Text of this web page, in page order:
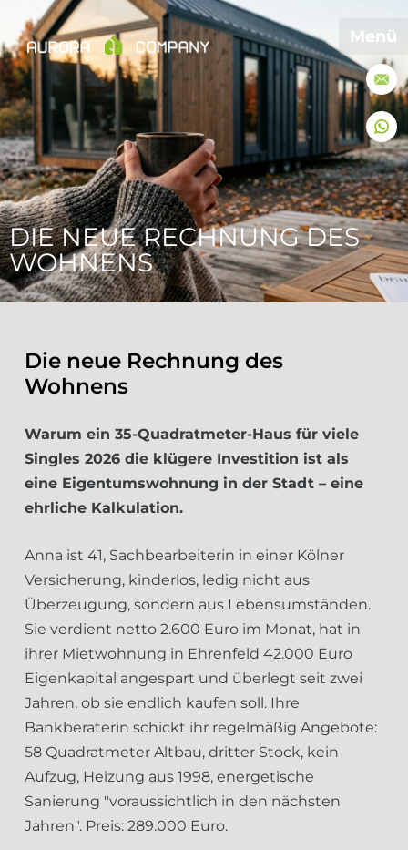
DIE NEUE RECHNUNG DES
WOHNENS
Die neue Rechnung des
Wohnens
Warum ein 35-Quadratmeter-Haus für viele
Singles 2026 die klügere Investition ist als
eine Eigentumswohnung in der Stadt – eine
ehrliche Kalkulation.
Anna ist 41, Sachbearbeiterin in einer Kölner
Versicherung, kinderlos, ledig nicht aus
Überzeugung, sondern aus Lebensumständen.
Sie verdient netto 2.600 Euro im Monat, hat in
ihrer Mietwohnung in Ehrenfeld 42.000 Euro
Eigenkapital angespart und überlegt seit zwei
Jahren, ob sie endlich kaufen soll. Ihre
Bankberaterin schickt ihr regelmäßig Angebote:
58 Quadratmeter Altbau, dritter Stock, kein
Aufzug, Heizung aus 1998, energetische
Sanierung "voraussichtlich in den nächsten
Jahren". Preis: 289.000 Euro.
Menü